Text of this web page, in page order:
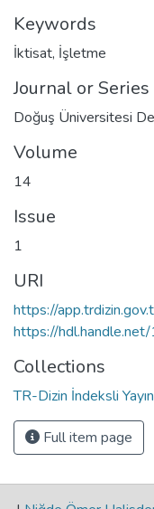
Keywords
İktisat, İşletme
Journal or Series
Doğuş Üniversitesi
Volume
14
Issue
1
URI
https://
https://
Collections
TR-Dizin İndeksli
Full item page